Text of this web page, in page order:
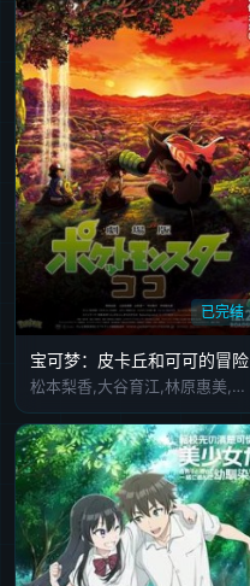
已完结
宝可梦：皮卡丘和可可的冒险
松本梨香,大谷育江,林原惠美,三木真一郎,犬山犬子,堀内贤雄,上白石萌歌,中村勘九郎